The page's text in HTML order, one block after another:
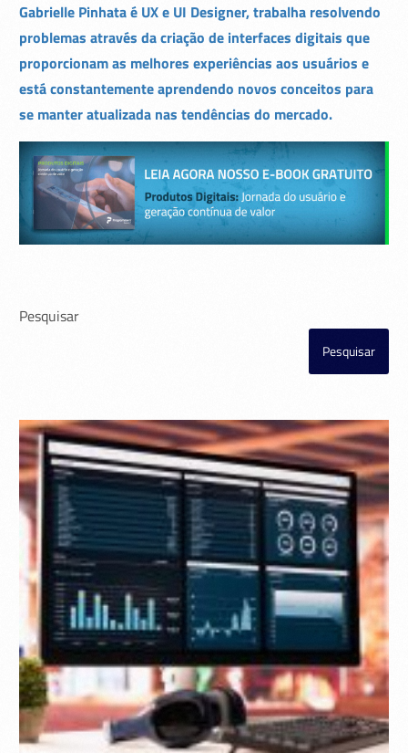
Gabrielle Pinhata é UX e UI Designer, trabalha resolvendo
problemas através da criação de interfaces digitais que
proporcionam as melhores experiências aos usuários e
está constantemente aprendendo novos conceitos para
se manter atualizada nas tendências do mercado.
Pesquisar
Pesquisar